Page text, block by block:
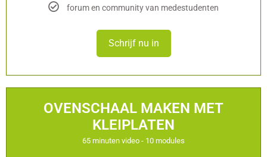
forum en community van medestudenten
Schrijf nu in
OVENSCHAAL MAKEN MET
KLEIPLATEN
65 minuten video - 10 modules